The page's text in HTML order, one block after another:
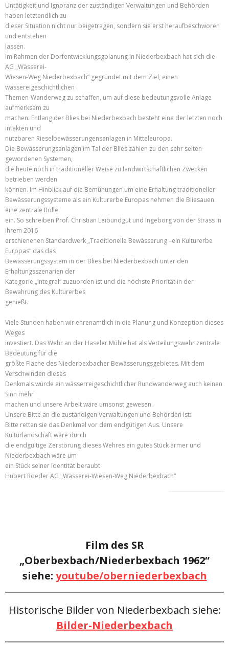
Untätigkeit und Ignoranz der zuständigen Verwaltungen und Behörden
haben letztendlich zu
dieser Situation nicht nur beigetragen, sondern sie erst heraufbeschworen
und entstehen
lassen.
Im Rahmen der Dorfentwicklungsgplanung in Niederbexbach hat sich die
AG „Wässerei-
Wiesen-Weg Niederbexbach“ gegründet mit dem Ziel, einen
wässereigeschichtlichen
Themen-Wanderweg zu schaffen, um auf diese bedeutungsvolle Anlage
aufmerksam zu
machen. Entlang der Blies bei Niederbexbach besteht eine der letzten noch
intakten und
nutzbaren Rieselbewässerungensanlagen in Mitteleuropa.
Die Bewässerungsanlagen im Tal der Blies zählen zu den sehr selten
gewordenen Systemen,
die heute noch in traditioneller Weise zu landwirtschaftlichen Zwecken
betrieben werden
können. Im Hinblick auf die Bemühungen um eine Erhaltung traditioneller
Bewässerungssysteme als ein Kulturerbe Europas nehmen die Bliesauen
eine zentrale Rolle
ein. So schreiben Prof. Christian Leibundgut und Ingeborg von der Strass in
ihrem 2016
erschienenen Standardwerk „Traditionelle Bewässerung –ein Kulturerbe
Europas“ das das
Bewässerungssystem in der Blies bei Niederbexbach unter den
Erhaltungsszenarien der
Kategorie „integral“ zuzuorden ist und die höchste Priorität in der
Bewahrung des Kulturerbes
genießt.
Viele Stunden haben wir ehrenamtlich in die Planung und Konzeption dieses
Weges
investiert. Das Wehr an der Haseler Mühle hat als Verteilungswehr zentrale
Bedeutung für die
größte Fläche des Niederbexbacher Bewässerungsgebietes. Mit dem
Verschwinden dieses
Denkmals würde ein wässerreigeschichtlicher Rundwanderweg auch keinen
Sinn mehr
machen und unsere Arbeit wäre umsonst gewesen.
Unsere Bitte an die zuständigen Verwaltungen und Behörden ist:
Bitte retten sie das Denkmal vor dem endgütigen Aus. Unsere
Kulturlandschaft wäre durch
die endgültige Zerstörung dieses Wehres ein gutes Stück ärmer und
Niederbexbach wäre um
ein Stück seiner Identität beraubt.
Hubert Roeder AG „Wässerei-Wiesen-Weg Niederbexbach“
Film des SR
„Oberbexbach/Niederbexbach 1962“
siehe: youtube/oberniederbexbach
Historische Bilder von Niederbexbach siehe:
Bilder-Niederbexbach